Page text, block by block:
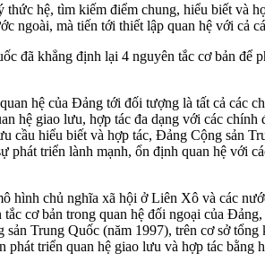
hệ, tìm kiếm điểm chung, hiểu biết và
ngoài, mà tiến tới thiết lập quan hệ với cả
đã khẳng định lại 4 nguyên tắc cơ bản để
hệ của Đảng tới đối tượng là tất cả các
hệ giao lưu, hợp tác đa dạng với các
cầu hiểu biết và hợp tác, Đảng Cộng sản
phát triển lành mạnh, ổn định quan hệ với
hình chủ nghĩa xã hội ở Liên Xô và các
cơ bản trong quan hệ đối ngoại của
Trung Quốc (năm 1997), trên cơ sở
triển quan hệ giao lưu và hợp tác